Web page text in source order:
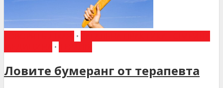
•
•
Ловите бумеранг от терапевта